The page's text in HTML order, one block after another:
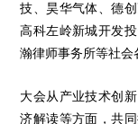
技、昊华气体、德
高科左岭新城开发
瀚律师事务所等社会
大会从产业技术创
济解读等方面，共